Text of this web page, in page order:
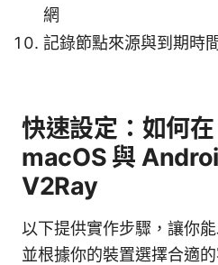
網
記錄節點來源與到期時
快速設定：如何
macOS 與
V2Ray
以下提供實作步驟，讓你
並根據你的裝置選擇合適的